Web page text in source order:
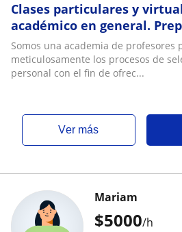
Clases particulares y
académico en general.
exámenes, traducciones,
servicios. Profes
seguridad y comodidad
Somos una academia de profesores
meticulosamente los procesos de
personal con el fin de ofrec...
ver más
$5000/h
Mariam